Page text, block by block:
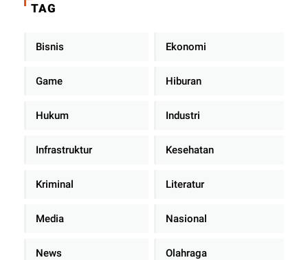
TAG
Bisnis Ekonomi
Game Hiburan
Hukum Industri
Infrastruktur Kesehatan
Kriminal Literatur
Media Nasional
News Olahraga